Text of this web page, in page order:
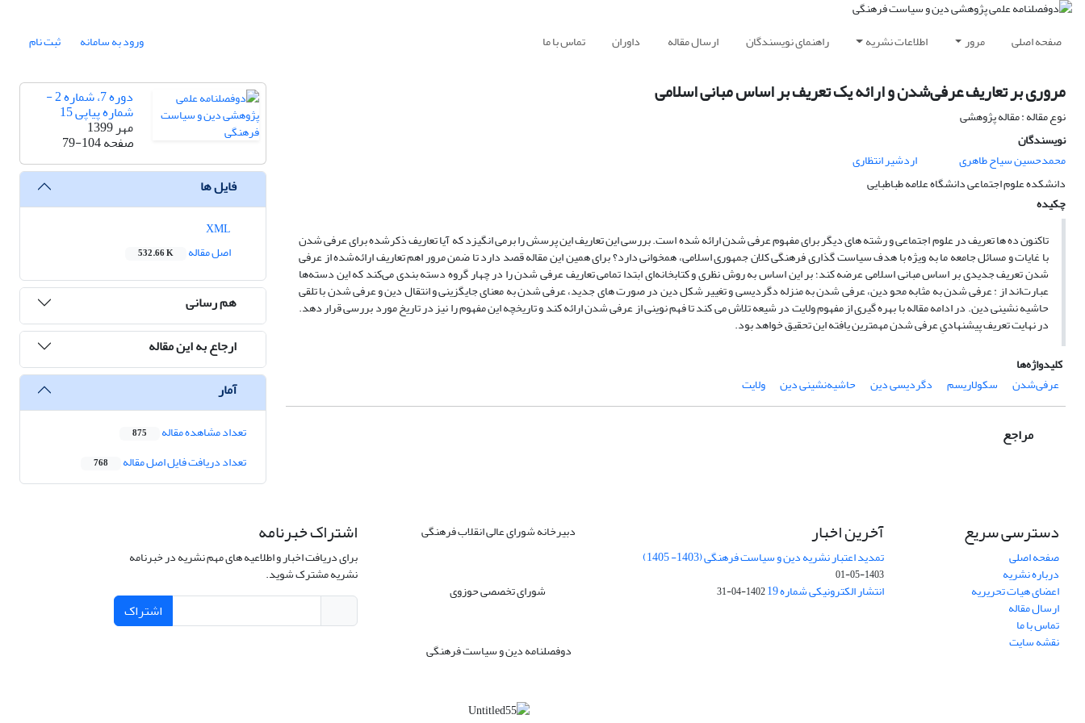
صفحه اصلی مرور اطلاعات نشریه راهنمای نویسندگان ارسال مقاله داوران تماس با ما ورود به سامانه ثبت نام
مروری بر تعاریف عرفی‌شدن و ارائه یک تعریف بر اساس مبانی اسلامی
نوع مقاله : مقاله پژوهشی
نویسندگان
محمدحسین سیاح طاهری
اردشیر انتظاری
دانشکده علوم اجتماعی دانشگاه علامه طباطبایی
چکیده
تاکنون ده ها تعریف در علوم اجتماعی و رشته های دیگر برای مفهوم عرفی شدن ارائه شده است. بررسی این تعاریف این پرسش را برمی انگیزد که آیا تعاریف ذکرشده برای عرفی‌ شدن
با غایات و مسائل جامعه ما به ویژه با هدف سیاست گذاری فرهنگی کلان جمهوری اسلامی، همخوانی دارد؟ برای همین این مقاله قصد دارد تا ضمن مرور اهم تعاریف ارائه‌شده از عرفی‌
شدن تعریف جدیدی بر اساس مبانی اسلامی عرضه کند؛ بر این اساس به روش نظری و کتابخانه‌ای ابتدا تمامی تعاریف عرفی ‌شدن را در چهار گروه دسته ‌بندی می‌کند که این دسته‌ها
عبارت‌‌اند از : عرفی ‌شدن به مثابه محو دین، عرفی شدن به منزله دگردیسی و تغییر شکل دین در صورت های جدید، عرفی شدن به معنای جایگزینی و انتقال دین و عرفی شدن با تلقی
حاشیه‌ نشینی دین. در ادامه مقاله با بهره‌ گیری از مفهوم ولایت در شیعه تلاش می ‌کند تا فهم نوینی از عرفی ‌شدن ارائه کند و تاریخچه این مفهوم را نیز در تاریخ مورد بررسی قرار دهد.
در نهایت تعریف پیشنهادیِ عرفی شدن مهمترین یافته این تحقیق خواهد بود.
کلیدواژه‌ها
عرفی‌شدن
سکولاریسم دگردیسی دین حاشیه‌نشینی دین ولایت
مراجع
دوره 7، شماره 2 -
شماره پیاپی 15
مهر 1399
صفحه79-104
فایل ها
اصل مقاله
532.66 K
هم رسانی
ارجاع به این مقاله
آمار
تعداد مشاهده مقاله 875
تعداد دریافت فایل اصل مقاله 768
دسترسی سریع
صفحه اصلی
درباره نشریه
اعضای هیات تحریریه
ارسال مقاله
تماس با ما
نقشه سایت
آخرین اخبار
تمدید اعتبار نشریه دین و سیاست فرهنگی (1403- 1405)
1403-05-01
انتشار الکترونیکی شماره 19 1402-04-31
دبیرخانه شورای عالی انقلاب فرهنگی
شورای تخصصی حوزوی
دوفصلنامه دین و سیاست فرهنگی
اشتراک خبرنامه
برای دریافت اخبار و اطلاعیه های مهم نشریه در خبرنامه
نشریه مشترک شوید.
اشتراک